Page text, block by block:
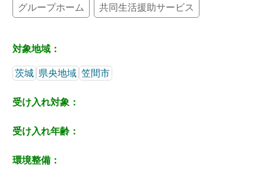
グループホーム 共同生活援助サービス
対象地域：
茨城 県央地域 笠間市
受け入れ対象：
受け入れ年齢：
環境整備：